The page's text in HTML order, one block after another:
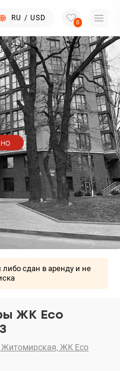
RU / USD
0
сдан в аренду и не
ЖК Eco
Житомирская, ЖК Eco